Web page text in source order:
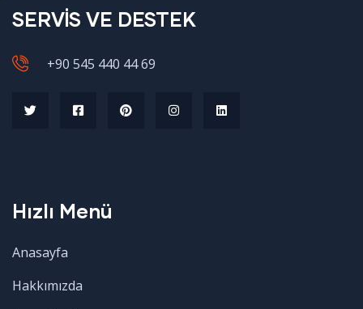
SERVİS VE DESTEK
+90 545 440 44 69
Hızlı Menü
Anasayfa
Hakkımızda